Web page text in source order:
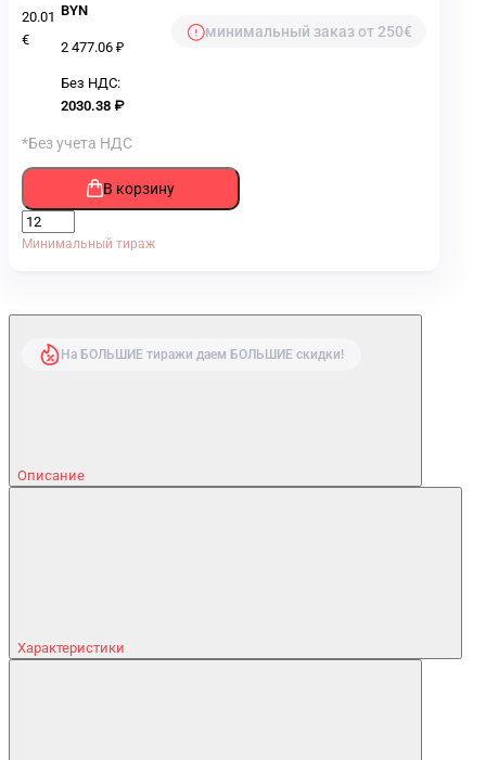
20.01
€
BYN
2 477.06 ₽
Без НДС:
2030.38 ₽
минимальный заказ от 250€
*Без учета НДС
В корзину
Минимальный тираж
На БОЛЬШИЕ тиражи даем БОЛЬШИЕ скидки!
Описание
Характеристики